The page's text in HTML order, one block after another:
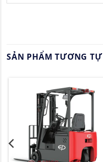
SẢN PHẨM TƯƠNG TỰ